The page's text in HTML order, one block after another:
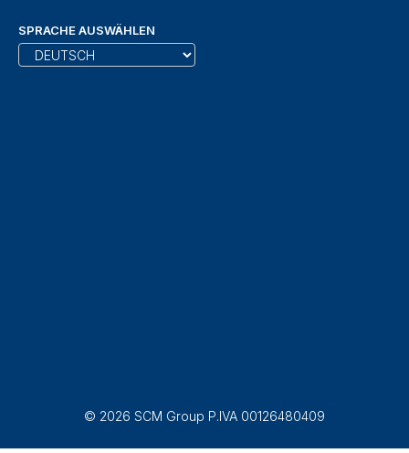
SPRACHE AUSWÄHLEN
© 2026 SCM Group P.IVA 00126480409